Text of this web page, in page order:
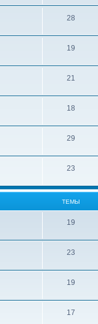
28
19
21
18
29
23
ТЕМЫ
19
23
19
17